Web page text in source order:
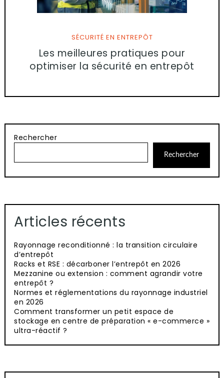
SÉCURITÉ EN ENTREPÔT
Les meilleures pratiques pour
optimiser la sécurité en entrepôt
Rechercher
Rechercher
Articles récents
Rayonnage reconditionné : la transition circulaire
d’entrepôt
Racks et RSE : décarboner l’entrepôt en 2026
Mezzanine ou extension : comment agrandir votre
entrepôt ?
Normes et réglementations du rayonnage industriel
en 2026
Comment transformer un petit espace de
stockage en centre de préparation « e-commerce »
ultra-réactif ?